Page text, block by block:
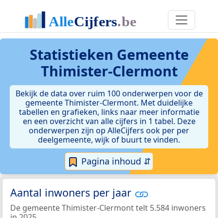
Statistieken Gemeente
Thimister-Clermont
Bekijk de data over ruim 100 onderwerpen voor de
gemeente Thimister-Clermont. Met duidelijke
tabellen en grafieken, links naar meer informatie
en een overzicht van alle cijfers in 1 tabel. Deze
onderwerpen zijn op AlleCijfers ook per per
deelgemeente, wijk of buurt te vinden.
Pagina inhoud ⇵
Aantal inwoners per jaar
De gemeente Thimister-Clermont telt 5.584 inwoners